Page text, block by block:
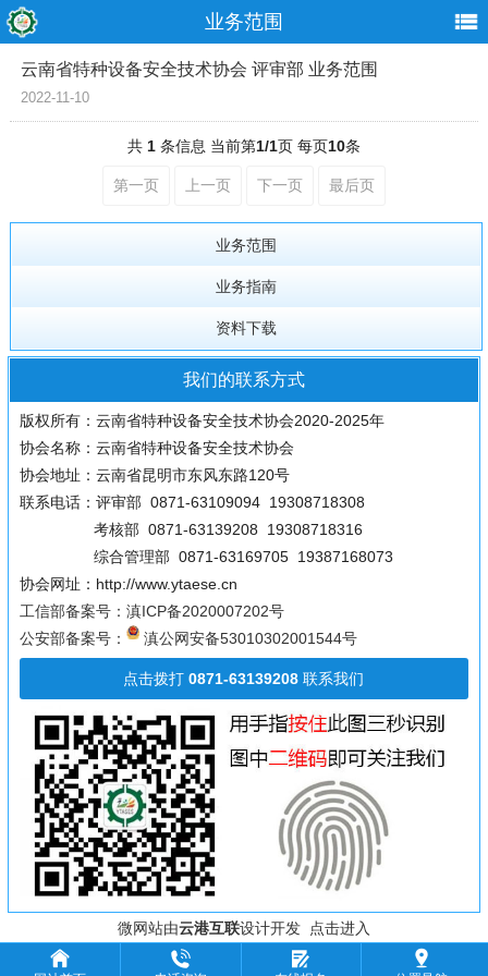
业务范围
云南省特种设备安全技术协会 评审部 业务范围
2022-11-10
共 1条信息 当前第1/1页 每页10条
第一页 上一页 下一页 最后页
业务范围
业务指南
资料下载
我们的联系方式
版权所有：云南省特种设备安全技术协会2020-2025年
协会名称：云南省特种设备安全技术协会
协会地址：云南省昆明市东风东路120号
联系电话：评审部 0871-63109094 19308718308
考核部 0871-63139208 19308718316
综合管理部 0871-63169705 19387168073
协会网址：http://www.ytaese.cn
工信部备案号：滇ICP备2020007202号
公安部备案号：
滇公网安备53010302001544号
点击拨打0871-63139208 联系我们
微网站由云港互联设计开发 点击进入